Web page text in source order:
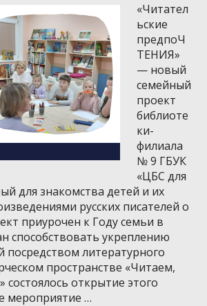
«Читател
ьские
предпоЧ
ТЕНИЯ»
— новый
семейный
проект
библиоте
ки-
филиала
№ 9 ГБУК
«ЦБС для
для знакомства детей и их
русских писателей о
приурочен к Году семьи в
способствовать укреплению
посредством литературного
пространстве «Читаем,
состоялось открытие этого
мероприятие …